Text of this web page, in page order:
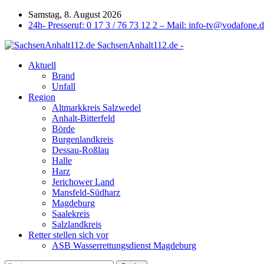
Samstag, 8. August 2026
24h- Presseruf: 0 17 3 / 76 73 12 2 – Mail: info-
SachsenAnhalt112.de -
Aktuell
Brand
Unfall
Region
Altmarkkreis Salzwedel
Anhalt-Bitterfeld
Börde
Burgenlandkreis
Dessau-Roßlau
Halle
Harz
Jerichower Land
Mansfeld-Südharz
Magdeburg
Saalekreis
Salzlandkreis
Retter stellen sich vor
ASB Wasserrettungsdienst Magdeburg